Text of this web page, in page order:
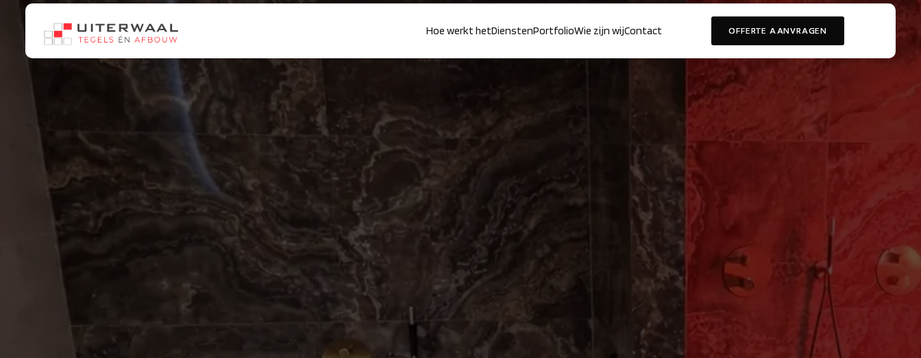
Hoe werkt hetDienstenPortfolioWie zijn wijContact OFFERTE AANVRAGEN